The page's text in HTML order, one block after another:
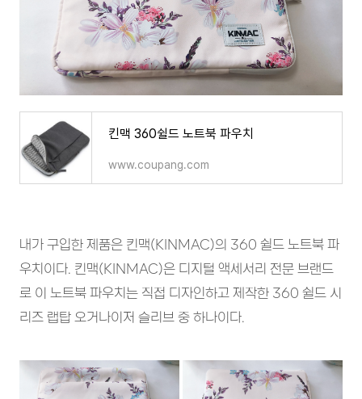
킨맥 360쉴드 노트북 파우치
www.coupang.com
내가 구입한 제품은 킨맥(KINMAC)의 360 쉴드 노트북 파
우치이다. 킨맥(KINMAC)은 디지털 액세서리 전문 브랜드
로 이 노트북 파우치는 직접 디자인하고 제작한 360 쉴드 시
리즈 랩탑 오거나이저 슬리브 중 하나이다.